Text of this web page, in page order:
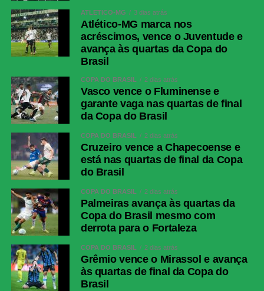
ATLÉTICO-MG 3 dias atrás
Atlético-MG marca nos
acréscimos, vence o Juventude e
avança às quartas da Copa do
Brasil
COPA DO BRASIL 2 dias atrás
Vasco vence o Fluminense e
garante vaga nas quartas de final
da Copa do Brasil
COPA DO BRASIL 2 dias atrás
Cruzeiro vence a Chapecoense e
está nas quartas de final da Copa
do Brasil
COPA DO BRASIL 2 dias atrás
Palmeiras avança às quartas da
Copa do Brasil mesmo com
derrota para o Fortaleza
COPA DO BRASIL 2 dias atrás
Grêmio vence o Mirassol e avança
às quartas de final da Copa do
Brasil